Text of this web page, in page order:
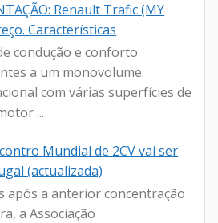
Renault Trafic (MY
Características
condução e conforto
a um monovolume.
com várias superfícies de
...
Mundial de 2CV vai ser
(actualizada)
após a anterior concentração
a Associação